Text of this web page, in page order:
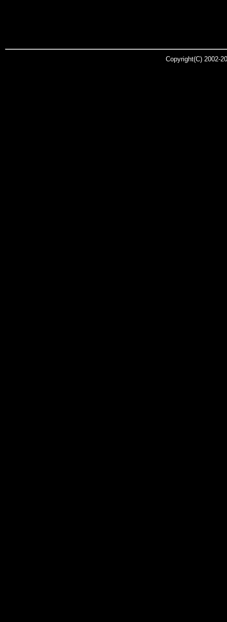
Copyright(C) 2002-